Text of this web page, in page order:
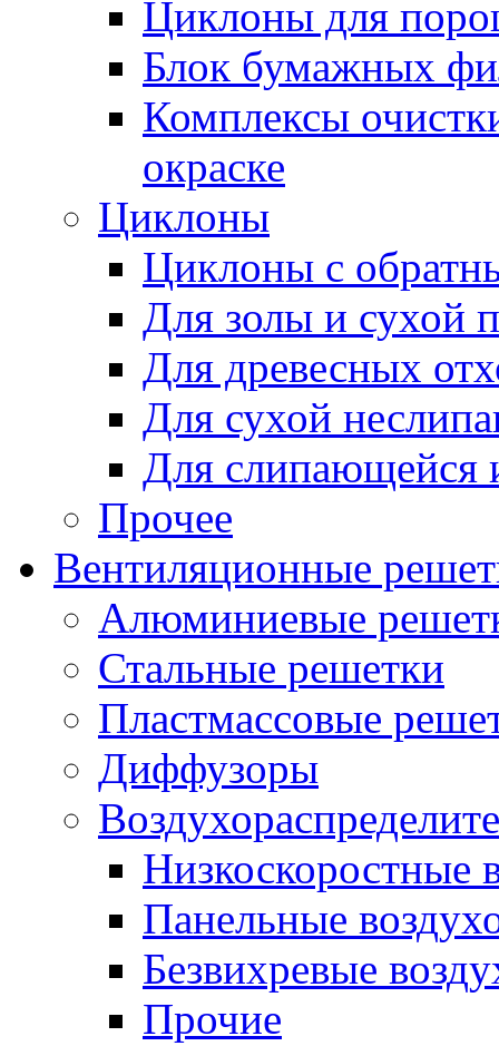
Циклоны для
Блок бумажных
Комплексы
окраске
Циклоны
Циклоны с
Для золы и сухой
Для древесных
Для сухой
Для слипающейся
Прочее
Вентиляционные
Алюминиевые
Стальные решетки
Пластмассовые
Диффузоры
Низкоскоростные
Панельные
Безвихревые
Прочие